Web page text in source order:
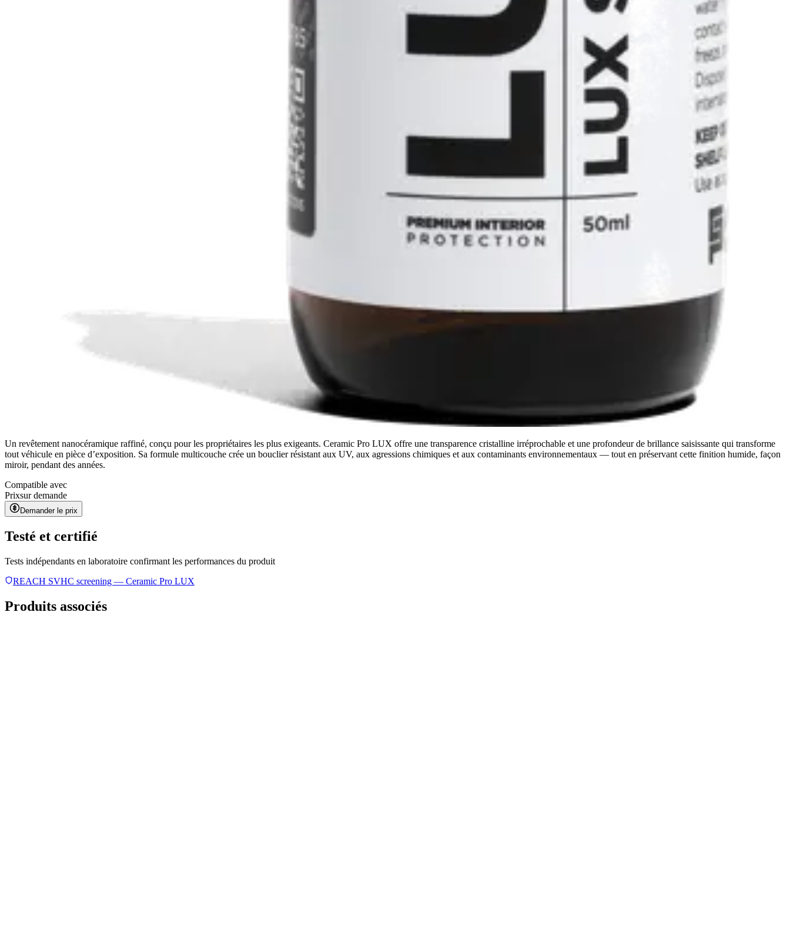
Un revêtement nanocéramique raffiné, conçu pour les propriétaires les plus exigeants. Ceramic Pro LUX offre une transparence cristalline irréprochable et une profondeur de brillance saisissante qui transforme
tout véhicule en pièce d’exposition. Sa formule multicouche crée un bouclier résistant aux UV, aux agressions chimiques et aux contaminants environnementaux — tout en préservant cette finition humide, façon
miroir, pendant des années.
Compatible avec
Prixsur demande
Demander le prix
Testé et certifié
Tests indépendants en laboratoire confirmant les performances du produit
REACH SVHC screening — Ceramic Pro LUX
Produits associés